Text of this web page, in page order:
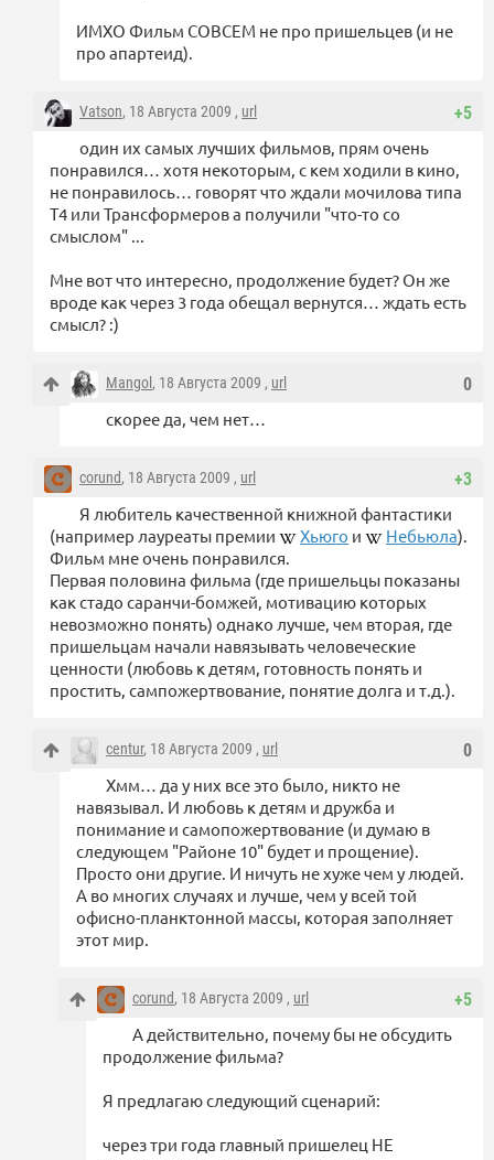
ИМХО Фильм СОВСЕМ не про пришельцев (и не
про апартеид).
+5
Vatson, 18 Августа 2009 , url
один их самых лучших фильмов, прям очень
понравился… хотя некоторым, с кем ходили в кино,
не понравилось… говорят что ждали мочилова типа
Т4 или Трансформеров а получили "что-то со
смыслом" ...
Мне вот что интересно, продолжение будет? Он же
вроде как через 3 года обещал вернутся… ждать есть
смысл? :)
0
Mangol , 18 Августа 2009 , url
скорее да, чем нет…
+3
corund, 18 Августа 2009 , url
Я любитель качественной книжной фантастики
(например лауреаты премии
Хьюго и Небьюла).
Фильм мне очень понравился.
Первая половина фильма (где пришельцы показаны
как стадо саранчи-бомжей, мотивацию которых
невозможно понять) однако лучше, чем вторая, где
пришельцам начали навязывать человеческие
ценности (любовь к детям, готовность понять и
простить, сампожертвование, понятие долга и т.д.).
0
centur, 18 Августа 2009 , url
Хмм… да у них все это было, никто не
навязывал. И любовь к детям и дружба и
понимание и самопожертвование (и думаю в
следующем "Районе 10" будет и прощение).
Просто они другие. И ничуть не хуже чем у людей.
А во многих случаях и лучше, чем у всей той
офисно-планктонной массы, которая заполняет
этот мир.
+5
corund, 18 Августа 2009 , url
А действительно, почему бы не обсудить
продолжение фильма?
Я предлагаю следующий сценарий:
через три года главный пришелец НЕ